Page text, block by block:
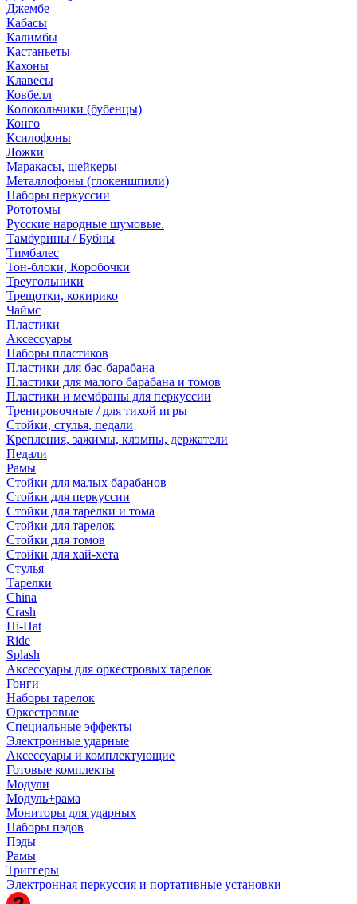
Джембе
Кабасы
Калимбы
Кастаньеты
Кахоны
Клавесы
Ковбелл
Колокольчики (бубенцы)
Конго
Ксилофоны
Ложки
Маракасы, шейкеры
Металлофоны (глокеншпили)
Наборы перкуссии
Рототомы
Русские народные шумовые.
Тамбурины / Бубны
Тимбалес
Тон-блоки, Коробочки
Треугольники
Трещотки, кокирико
Чаймс
Пластики
Аксессуары
Наборы пластиков
Пластики для бас-барабана
Пластики для малого барабана и томов
Пластики и мембраны для перкуссии
Тренировочные / для тихой игры
Стойки, стулья, педали
Крепления, зажимы, клэмпы, держатели
Педали
Рамы
Стойки для малых барабанов
Стойки для перкуссии
Стойки для тарелки и тома
Стойки для тарелок
Стойки для томов
Стойки для хай-хета
Стулья
Тарелки
China
Crash
Hi-Hat
Ride
Splash
Аксессуары для оркестровых тарелок
Гонги
Наборы тарелок
Оркестровые
Специальные эффекты
Электронные ударные
Аксессуары и комплектующие
Готовые комплекты
Модули
Модуль+рама
Мониторы для ударных
Наборы пэдов
Пэды
Рамы
Триггеры
Электронная перкуссия и портативные установки